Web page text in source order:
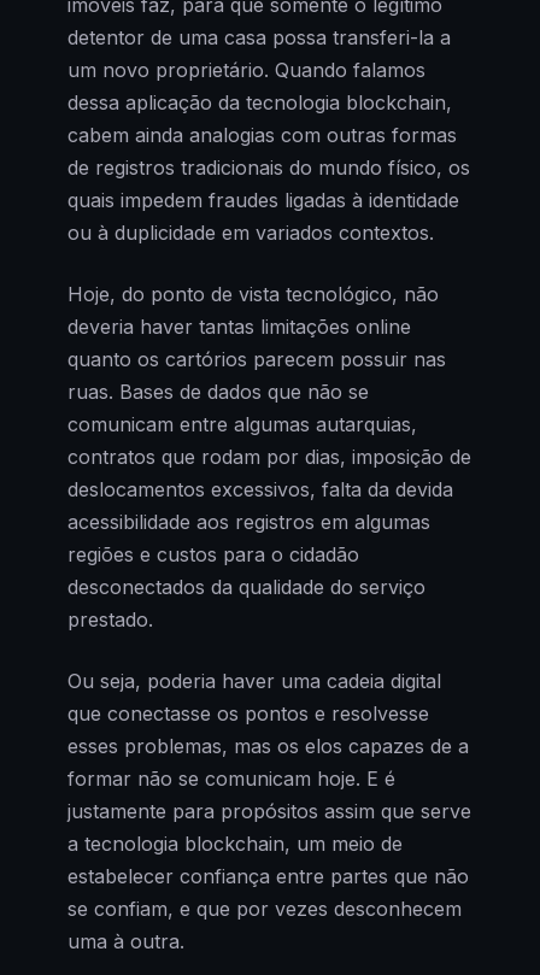
imóveis faz, para que somente o legítimo
detentor de uma casa possa transferi-la a
um novo proprietário. Quando falamos
dessa aplicação da tecnologia blockchain,
cabem ainda analogias com outras formas
de registros tradicionais do mundo físico, os
quais impedem fraudes ligadas à identidade
ou à duplicidade em variados contextos.
Hoje, do ponto de vista tecnológico, não
deveria haver tantas limitações online
quanto os cartórios parecem possuir nas
ruas. Bases de dados que não se
comunicam entre algumas autarquias,
contratos que rodam por dias, imposição de
deslocamentos excessivos, falta da devida
acessibilidade aos registros em algumas
regiões e custos para o cidadão
desconectados da qualidade do serviço
prestado.
Ou seja, poderia haver uma cadeia digital
que conectasse os pontos e resolvesse
esses problemas, mas os elos capazes de a
formar não se comunicam hoje. E é
justamente para propósitos assim que serve
a tecnologia blockchain, um meio de
estabelecer confiança entre partes que não
se confiam, e que por vezes desconhecem
uma à outra.